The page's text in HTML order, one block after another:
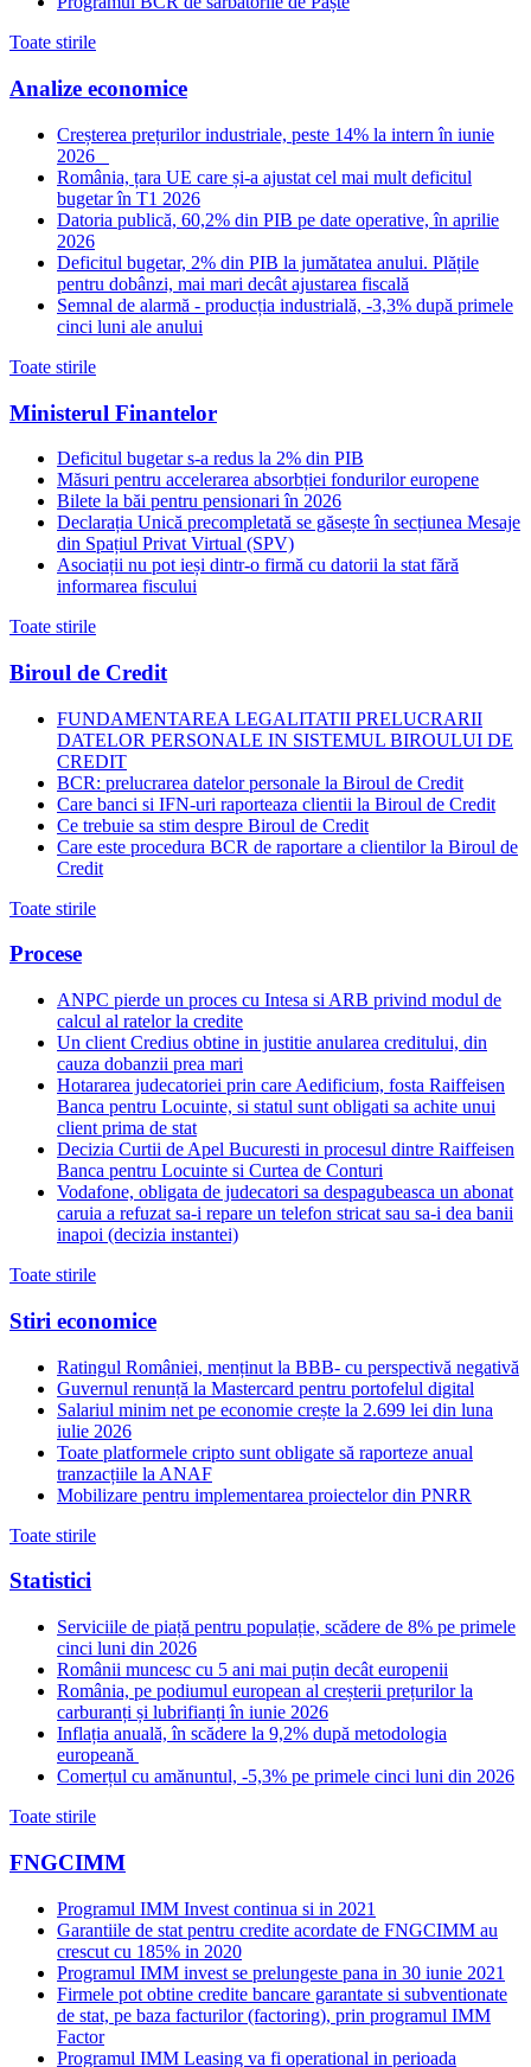
Toate stirile
Analize economice
Creșterea prețurilor industriale, peste 14% la intern în iunie
2026
România, țara UE care și-a ajustat cel mai mult deficitul
bugetar în T1 2026
Datoria publică, 60,2% din PIB pe date operative, în aprilie
2026
Deficitul bugetar, 2% din PIB la jumătatea anului. Plățile
pentru dobânzi, mai mari decât ajustarea fiscală
Semnal de alarmă - producția industrială, -3,3% după primele
cinci luni ale anului
Toate stirile
Ministerul Finantelor
Deficitul bugetar s-a redus la 2% din PIB
Măsuri pentru accelerarea absorbției fondurilor europene
Bilete la băi pentru pensionari în 2026
Declarația Unică precompletată se găsește în secțiunea Mesaje
din Spațiul Privat Virtual (SPV)
Asociații nu pot ieși dintr-o firmă cu datorii la stat fără
informarea fiscului
Toate stirile
Biroul de Credit
FUNDAMENTAREA LEGALITATII PRELUCRARII
DATELOR PERSONALE IN SISTEMUL BIROULUI DE
CREDIT
BCR: prelucrarea datelor personale la Biroul de Credit
Care banci si IFN-uri raporteaza clientii la Biroul de Credit
Ce trebuie sa stim despre Biroul de Credit
Care este procedura BCR de raportare a clientilor la Biroul de
Credit
Toate stirile
Procese
ANPC pierde un proces cu Intesa si ARB privind modul de
calcul al ratelor la credite
Un client Credius obtine in justitie anularea creditului, din
cauza dobanzii prea mari
Hotararea judecatoriei prin care Aedificium, fosta Raiffeisen
Banca pentru Locuinte, si statul sunt obligati sa achite unui
client prima de stat
Decizia Curtii de Apel Bucuresti in procesul dintre Raiffeisen
Banca pentru Locuinte si Curtea de Conturi
Vodafone, obligata de judecatori sa despagubeasca un abonat
caruia a refuzat sa-i repare un telefon stricat sau sa-i dea banii
inapoi (decizia instantei)
Toate stirile
Stiri economice
Ratingul României, menținut la BBB- cu perspectivă negativă
Guvernul renunță la Mastercard pentru portofelul digital
Salariul minim net pe economie crește la 2.699 lei din luna
iulie 2026
Toate platformele cripto sunt obligate să raporteze anual
tranzacțiile la ANAF
Mobilizare pentru implementarea proiectelor din PNRR
Toate stirile
Statistici
Serviciile de piață pentru populație, scădere de 8% pe primele
cinci luni din 2026
Românii muncesc cu 5 ani mai puțin decât europenii
România, pe podiumul european al creșterii prețurilor la
carburanți și lubrifianți în iunie 2026
Inflația anuală, în scădere la 9,2% după metodologia
europeană
Comerțul cu amănuntul, -5,3% pe primele cinci luni din 2026
Toate stirile
FNGCIMM
Programul IMM Invest continua si in 2021
Garantiile de stat pentru credite acordate de FNGCIMM au
crescut cu 185% in 2020
Programul IMM invest se prelungeste pana in 30 iunie 2021
Firmele pot obtine credite bancare garantate si subventionate
de stat, pe baza facturilor (factoring), prin programul IMM
Factor
Programul IMM Leasing va fi operational in perioada